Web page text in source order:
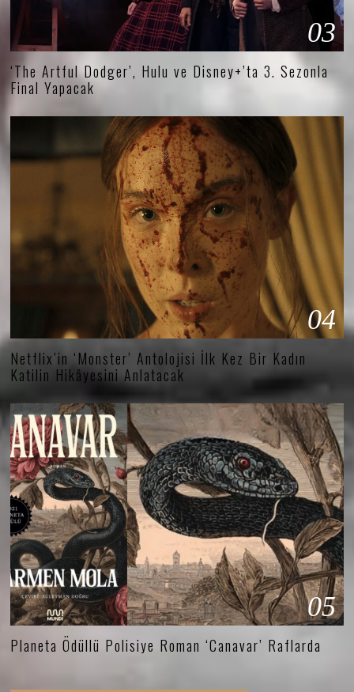
03
‘The Artful Dodger’, Hulu ve Disney+’ta 3. Sezonla
Final Yapacak
04
Netflix’in ‘Monster’ Antolojisi İlk Kez Bir Kadın
Katilin Hikâyesini Anlatacak
05
Planeta Ödüllü Polisiye Roman ‘Canavar’ Raflarda